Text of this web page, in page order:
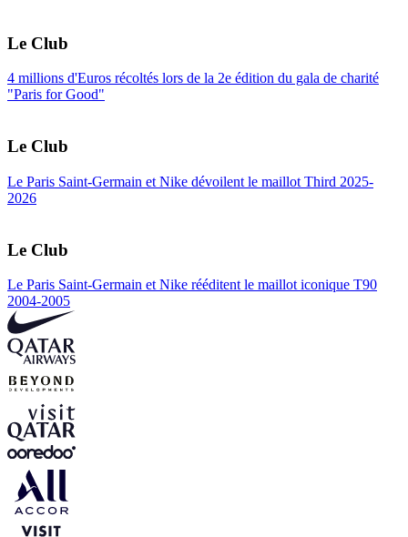
Le Club
4 millions d'Euros récoltés lors de la 2e édition du gala de charité
"Paris for Good"
Le Club
Le Paris Saint-Germain et Nike dévoilent le maillot Third 2025-
2026
Le Club
Le Paris Saint-Germain et Nike rééditent le maillot iconique T90
2004-2005